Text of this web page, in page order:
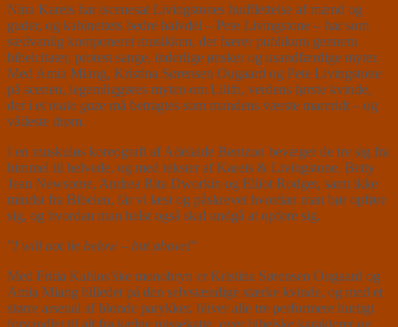
Nina Kareis har iscenesat Livingstones hudflettelse af mænd og
guder, og kabinettets bedre halvdel – Pete Livingstone – har som
sædvanlig komponeret musikken, der bærer publikum gennem
bibelcitater, protest sange, inderlige ønsker og usandfærdige myter.
Med Amia Miang, Kristina Sørensen Ougaard og Pete Livingstone
på scenen, legemliggøres myten om Lilith, verdens første kvinde,
der i et male gaze må betragtes som mandens værste mareridt – og
vådeste drøm.
I en muskuløs koreografi af Adelaide Bentzon bevæger de tre sig fra
himmel til helvede, og med tekster af Kareis & Livingstone, Betty
Jean Newsome, Andrea Rita Dworkin og Elliot Rodger, samt ikke
mindst fra Bibelen, får vi læst og påskrevet hvordan man bør opføre
sig, og hvordan man helst også skal undgå at opføre sig.
”I will not lie below – but above!”
Med Frida Kahlos’ske monobryn er Kristina Sørensen Ougaard og
Amia Miang billedet på den selvstændige stærke kvinde, og med et
større arsenal af blonde parykker, bliver alle tre performere hurtigt
forvandlet til alt fra kælne missekatte, over bibelske karakterer og